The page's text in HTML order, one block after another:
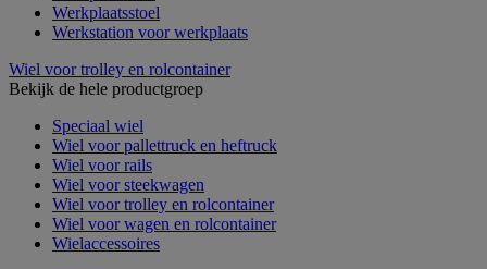
Werkplaatsstoel
Werkstation voor werkplaats
Wiel voor trolley en rolcontainer
Bekijk de hele productgroep
Speciaal wiel
Wiel voor pallettruck en heftruck
Wiel voor rails
Wiel voor steekwagen
Wiel voor trolley en rolcontainer
Wiel voor wagen en rolcontainer
Wielaccessoires